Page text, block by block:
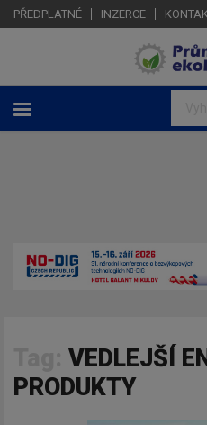
PŘEDPLATNÉ INZERCE
VEDLEJŠÍ
PRODUKTY